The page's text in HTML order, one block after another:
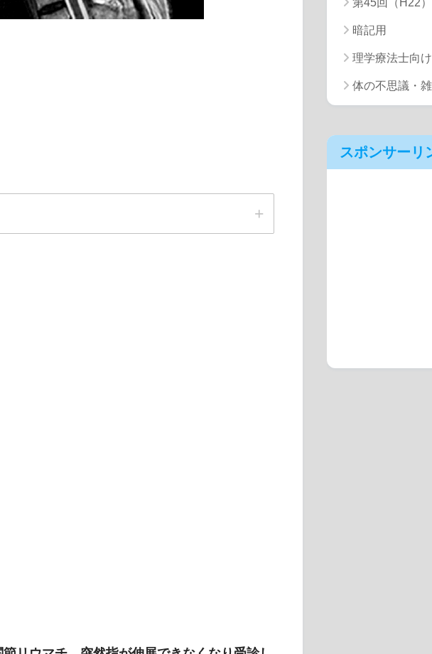
障害尺度B（不全麻痺）：S4～5を含む神経学的
第45回（H22）
暗記用
理学療法士向け
体の不思議・
スポンサーリ